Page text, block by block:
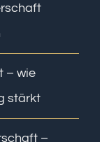
– wie
stärkt
–